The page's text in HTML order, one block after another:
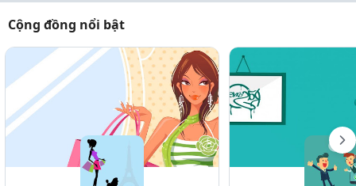
Cộng đồng nổi bật